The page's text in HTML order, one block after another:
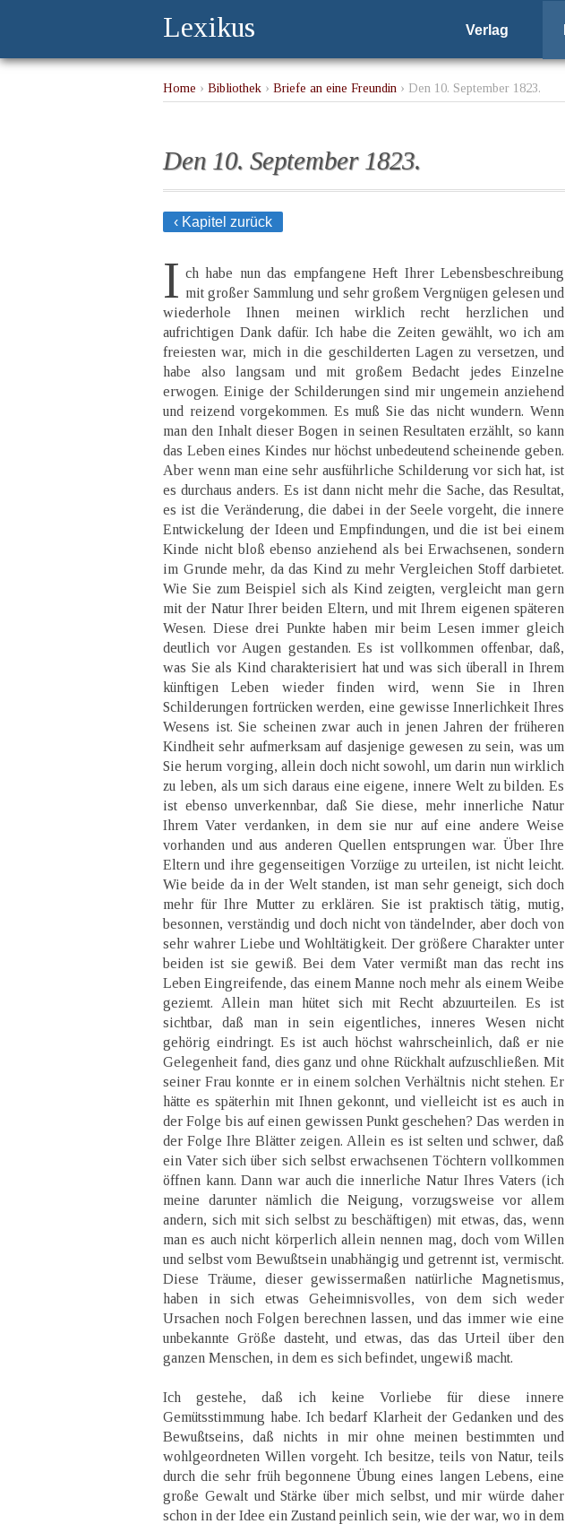
Lexikus Verlag
Home › Bibliothek › Briefe an eine Freundin › Den 10. September 1823.
Den 10. September 1823.
‹ Kapitel zurück
I ch habe nun das empfangene Heft Ihrer Lebensbeschreibung
mit großer Sammlung und sehr großem Vergnügen gelesen und
wiederhole Ihnen meinen wirklich recht herzlichen und
aufrichtigen Dank dafür. Ich habe die Zeiten gewählt, wo ich am
freiesten war, mich in die geschilderten Lagen zu versetzen, und
habe also langsam und mit großem Bedacht jedes Einzelne
erwogen. Einige der Schilderungen sind mir ungemein anziehend
und reizend vorgekommen. Es muß Sie das nicht wundern. Wenn
man den Inhalt dieser Bogen in seinen Resultaten erzählt, so kann
das Leben eines Kindes nur höchst unbedeutend scheinende geben.
Aber wenn man eine sehr ausführliche Schilderung vor sich hat, ist
es durchaus anders. Es ist dann nicht mehr die Sache, das Resultat,
es ist die Veränderung, die dabei in der Seele vorgeht, die innere
Entwickelung der Ideen und Empfindungen, und die ist bei einem
Kinde nicht bloß ebenso anziehend als bei Erwachsenen, sondern
im Grunde mehr, da das Kind zu mehr Vergleichen Stoff darbietet.
Wie Sie zum Beispiel sich als Kind zeigten, vergleicht man gern
mit der Natur Ihrer beiden Eltern, und mit Ihrem eigenen späteren
Wesen. Diese drei Punkte haben mir beim Lesen immer gleich
deutlich vor Augen gestanden. Es ist vollkommen offenbar, daß,
was Sie als Kind charakterisiert hat und was sich überall in Ihrem
künftigen Leben wieder finden wird, wenn Sie in Ihren
Schilderungen fortrücken werden, eine gewisse Innerlichkeit Ihres
Wesens ist. Sie scheinen zwar auch in jenen Jahren der früheren
Kindheit sehr aufmerksam auf dasjenige gewesen zu sein, was um
Sie herum vorging, allein doch nicht sowohl, um darin nun wirklich
zu leben, als um sich daraus eine eigene, innere Welt zu bilden. Es
ist ebenso unverkennbar, daß Sie diese, mehr innerliche Natur
Ihrem Vater verdanken, in dem sie nur auf eine andere Weise
vorhanden und aus anderen Quellen entsprungen war. Über Ihre
Eltern und ihre gegenseitigen Vorzüge zu urteilen, ist nicht leicht.
Wie beide da in der Welt standen, ist man sehr geneigt, sich doch
mehr für Ihre Mutter zu erklären. Sie ist praktisch tätig, mutig,
besonnen, verständig und doch nicht von tändelnder, aber doch von
sehr wahrer Liebe und Wohltätigkeit. Der größere Charakter unter
beiden ist sie gewiß. Bei dem Vater vermißt man das recht ins
Leben Eingreifende, das einem Manne noch mehr als einem Weibe
geziemt. Allein man hütet sich mit Recht abzuurteilen. Es ist
sichtbar, daß man in sein eigentliches, inneres Wesen nicht
gehörig eindringt. Es ist auch höchst wahrscheinlich, daß er nie
Gelegenheit fand, dies ganz und ohne Rückhalt aufzuschließen. Mit
seiner Frau konnte er in einem solchen Verhältnis nicht stehen. Er
hätte es späterhin mit Ihnen gekonnt, und vielleicht ist es auch in
der Folge bis auf einen gewissen Punkt geschehen? Das werden in
der Folge Ihre Blätter zeigen. Allein es ist selten und schwer, daß
ein Vater sich über sich selbst erwachsenen Töchtern vollkommen
öffnen kann. Dann war auch die innerliche Natur Ihres Vaters (ich
meine darunter nämlich die Neigung, vorzugsweise vor allem
andern, sich mit sich selbst zu beschäftigen) mit etwas, das, wenn
man es auch nicht körperlich allein nennen mag, doch vom Willen
und selbst vom Bewußtsein unabhängig und getrennt ist, vermischt.
Diese Träume, dieser gewissermaßen natürliche Magnetismus,
haben in sich etwas Geheimnisvolles, von dem sich weder
Ursachen noch Folgen berechnen lassen, und das immer wie eine
unbekannte Größe dasteht, und etwas, das das Urteil über den
ganzen Menschen, in dem es sich befindet, ungewiß macht.
Ich gestehe, daß ich keine Vorliebe für diese innere
Gemütsstimmung habe. Ich bedarf Klarheit der Gedanken und des
Bewußtseins, daß nichts in mir ohne meinen bestimmten und
wohlgeordneten Willen vorgeht. Ich besitze, teils von Natur, teils
durch die sehr früh begonnene Übung eines langen Lebens, eine
große Gewalt und Stärke über mich selbst, und mir würde daher
schon in der Idee ein Zustand peinlich sein, wie der war, wo in dem